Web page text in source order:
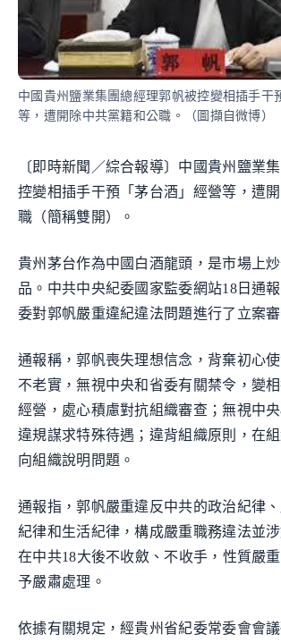
中國貴州鹽業集團總經理郭帆被控變相插手干
等，遭開除中共黨籍和公職。（圖擷自微博）
〔即時新聞／綜合報導〕中國貴州鹽業
控變相插手干預「茅台酒」經營等，遭
職（簡稱雙開）。
貴州茅台作為中國白酒龍頭，是市場上
品。中共中央紀委國家監委網站18日通
委對郭帆嚴重違紀違法問題進行了立案審
通報稱，郭帆喪失理想信念，背棄初心
不老實，無視中央和省委有關禁令，變
經營，處心積慮對抗組織審查；無視中央
違規謀求特殊待遇；違背組織原則，在
向組織說明問題。
通報指，郭帆嚴重違反中共的政治紀律
紀律和生活紀律，構成嚴重職務違法並
在中共18大後不收斂、不收手，性質嚴
予嚴肅處理。
依據有關規定，經貴州省紀委常委會會